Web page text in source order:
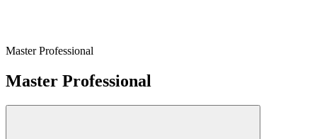
Master Professional
Master Professional